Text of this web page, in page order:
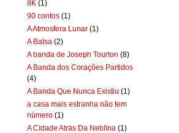
8K (1)
90 contos (1)
A Atmosfera Lunar (1)
A Balsa (2)
A banda de Joseph Tourton (8)
A Banda dos Corações Partidos
(4)
A Banda Que Nunca Existiu (1)
a casa mais estranha não tem
número (1)
A Cïdade Aträs Da Neblïna (1)